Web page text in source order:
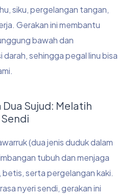
siku, pergelangan tangan,
Gerakan ini membantu
bawah dan
darah, sehingga pegal linu bisa
Sujud: Melatih
(dua jenis duduk dalam
tubuh dan menjaga
serta pergelangan kaki.
nyeri sendi, gerakan ini